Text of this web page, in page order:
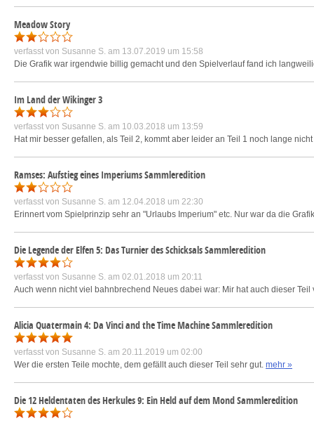
Meadow Story
verfasst von Susanne S. am 13.07.2019 um 15:58
Die Grafik war irgendwie billig gemacht und den Spielverlauf fand ich
Im Land der Wikinger 3
verfasst von Susanne S. am 10.03.2018 um 13:59
Hat mir besser gefallen, als Teil 2, kommt aber leider an Teil 1 noch lange
Ramses: Aufstieg eines Imperiums Sammleredition
verfasst von Susanne S. am 12.04.2018 um 22:30
Erinnert vom Spielprinzip sehr an "Urlaubs Imperium" etc. Nur war da die
Die Legende der Elfen 5: Das Turnier des Schicksals Sammleredition
verfasst von Susanne S. am 02.01.2018 um 20:11
Auch wenn nicht viel bahnbrechend Neues dabei war: Mir hat auch dieser
Alicia Quatermain 4: Da Vinci and the Time Machine Sammleredition
verfasst von Susanne S. am 20.11.2019 um 02:00
Wer die ersten Teile mochte, dem gefällt auch dieser Teil sehr gut. mehr »
Die 12 Heldentaten des Herkules 9: Ein Held auf dem Mond Sammleredition